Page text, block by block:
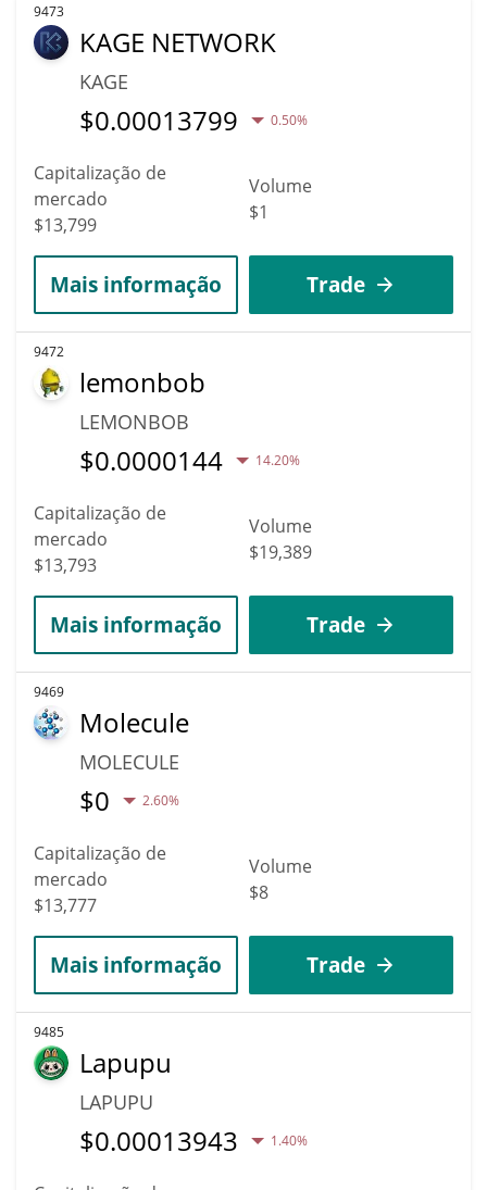
9473
KAGE NETWORK
KAGE
$0.00013799 0.50%
Capitalização de
mercado
$13,799
Volume
$1
Mais informação Trade
9472
lemonbob
LEMONBOB
$0.0000144 14.20%
Capitalização de
mercado
$13,793
Volume
$19,389
Mais informação Trade
9469
Molecule
MOLECULE
$0 2.60%
Capitalização de
mercado
$13,777
Volume
$8
Mais informação Trade
9485
Lapupu
LAPUPU
$0.00013943 1.40%